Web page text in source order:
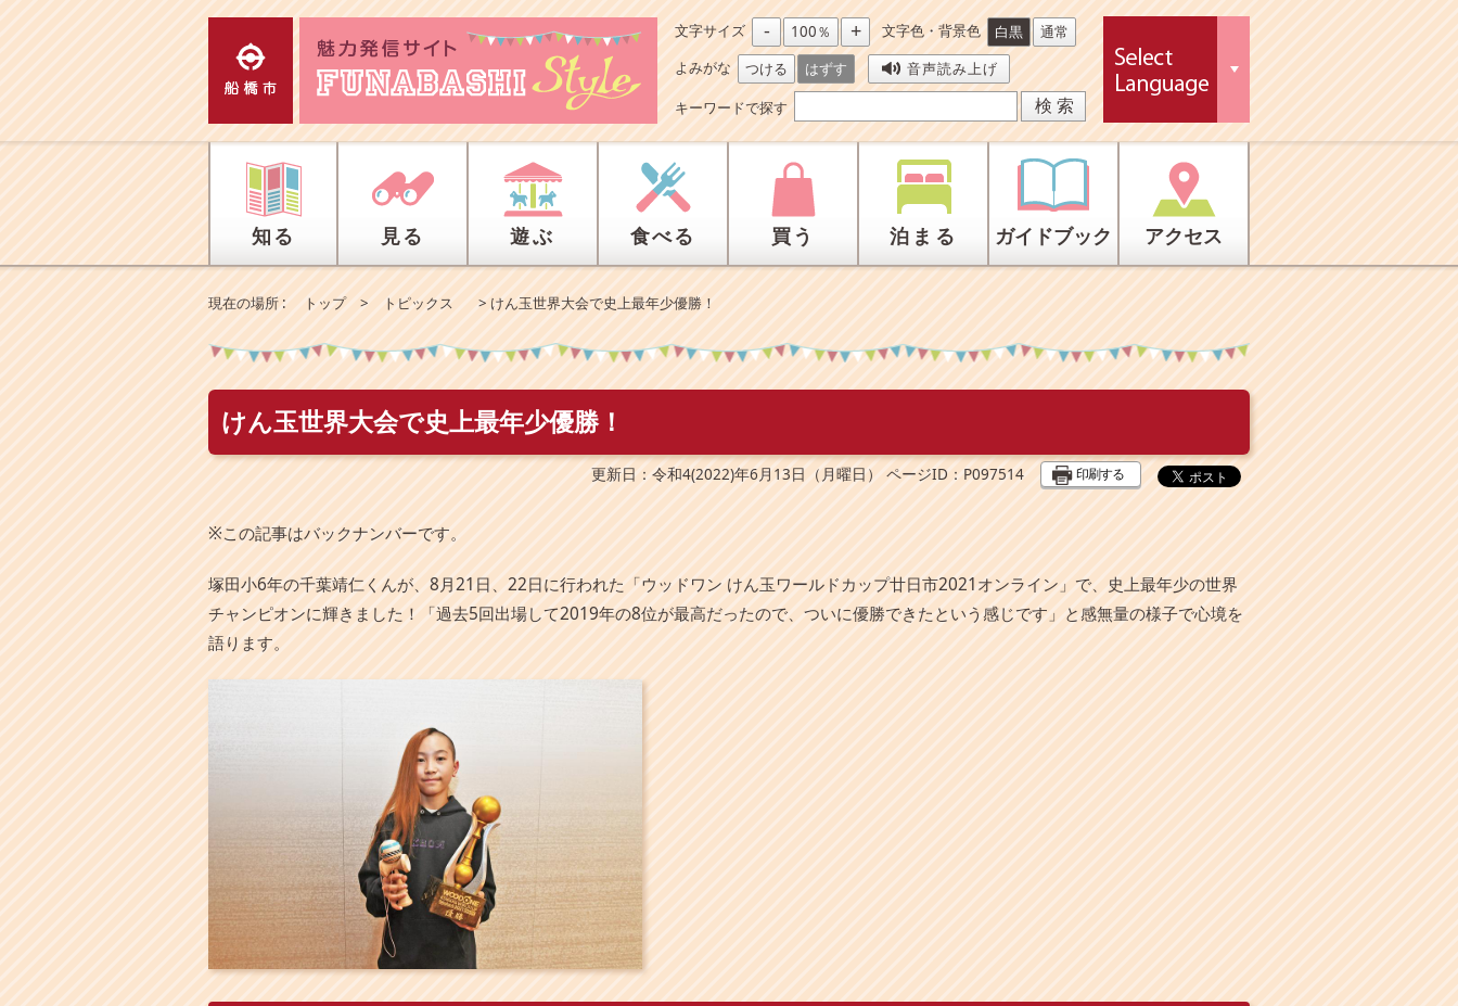
ー
ョ
を
キ
ッ
し
文
へ
動
し
ま
す
文字サイズ - 100％ + 文字色・背景色 白黒
通常
よみがな
つける はずす
音声読み上げ
キーワードで探す
知る 見る 遊ぶ 食べる 買う 泊まる ガイドブック アクセス
現在の場所 : トップ > トピックス > けん玉世界大会で史上最年少優勝！
けん玉世界大会で史上最年少優勝！
更新日：令和4(2022)年6月13日（月曜日） ページID：P097514 印刷する
※この記事はバックナンバーです。
塚田小6年の千葉靖仁くんが、8月21日、22日に行われた「ウッドワン けん玉ワールドカップ廿日市2021オンライン」で、史上最年少の世界
チャンピオンに輝きました！「過去5回出場して2019年の8位が最高だったので、ついに優勝できたという感じです」と感無量の様子で心境を
語ります。